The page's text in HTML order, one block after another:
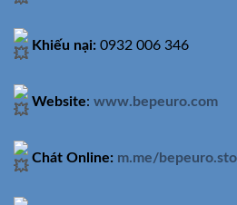
Khiếu nại: 0932 006 346
Website: www.bepeuro.com
Chát Online: m.me/